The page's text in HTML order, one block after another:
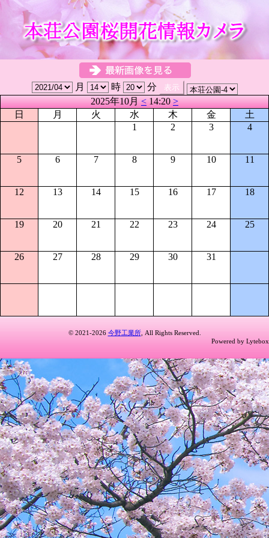
月 時
分
2025年10月<14:20>
日
月 火 水 木 金
土
1
2 3 4
5 6 7 8 9 10 11
12 13 14 15 16 17 18
19 20 21 22 23 24 25
26 27 28 29 30 31
© 2021-2026 今野工業所, All Rights Reserved.
Powered by Lytebox